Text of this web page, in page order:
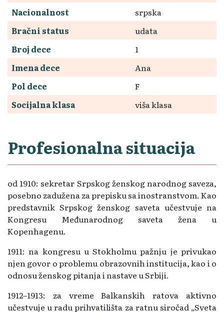
Nacionalnost
srpska
Bračni status
udata
Broj dece
1
Imena dece
Ana
Pol dece
F
Socijalna klasa
viša klasa
Profesionalna situacija
od 1910: sekretar Srpskog ženskog narodnog saveza,
posebno zadužena za prepisku sa inostranstvom. Kao
predstavnik Srpskog ženskog saveta učestvuje na
Kongresu Međunarodnog saveta žena u
Kopenhagenu.
1911: na kongresu u Stokholmu pažnju je privukao
njen govor o problemu obrazovnih institucija, kao i o
odnosu ženskog pitanja i nastave u Srbiji.
1912–1913: za vreme Balkanskih ratova aktivno
učestvuje u radu prihvatilišta za ratnu siročad „Sveta